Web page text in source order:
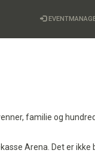
familie og
Arena. Det er ikke